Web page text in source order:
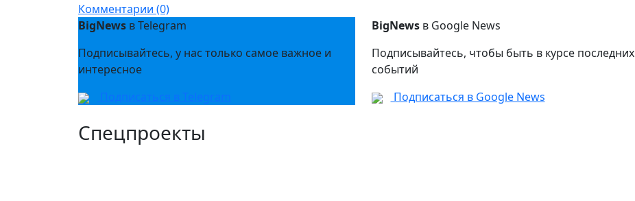
Комментарии (0)
BigNews в Telegram
Подписывайтесь, у нас только самое важное и
интересное
Подписаться в Telegram
BigNewsв Google News
Подписывайтесь, чтобы быть в курсе последних
событий
Подписаться в Google News
Спецпроекты